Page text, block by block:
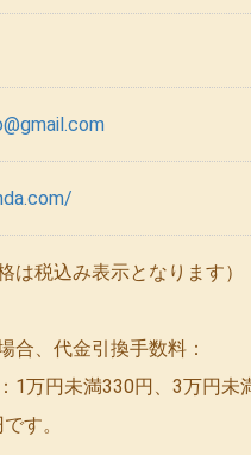
は税込み表示となります）
合、代金引換手数料：
1万円未満330円、3万円
す。